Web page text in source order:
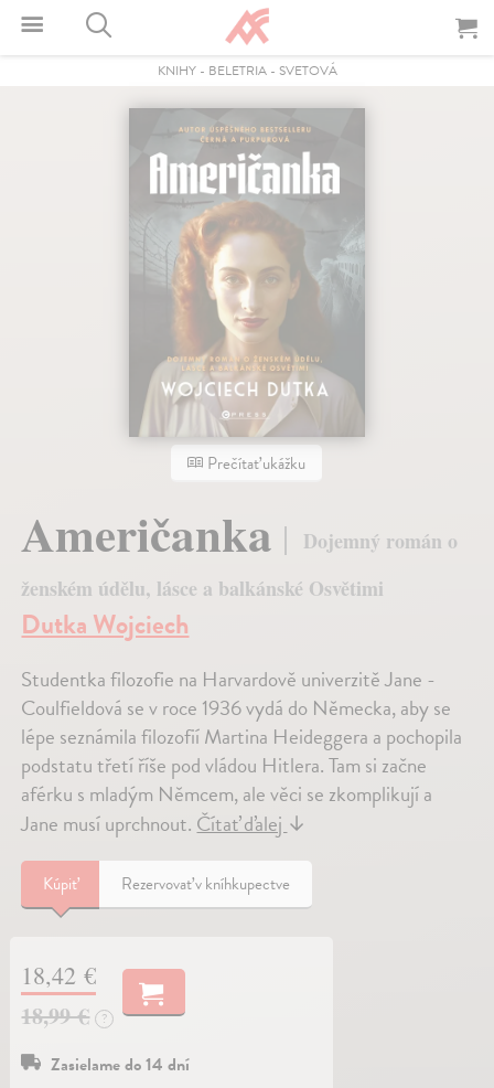
KNIHY- BELETRIA- SVETOVÁ
Prečítať ukážku
Američanka
Dojemný román o
ženském údělu, lásce a balkánské Osvětimi
Dutka Wojciech
Studentka filozofie na Harvardově univerzitě Jane ­
Coulfieldová se v roce 1936 vydá do Německa, aby se
lépe seznámila filozofií Martina Heideggera a pochopila
podstatu třetí říše pod vládou Hitlera. Tam si začne
aférku s mladým Němcem, ale věci se zkomplikují a
Jane musí uprchnout.Čítať ďalej↓
Kúpiť Rezervovať v kníhkupectve
18,42 €
18,99 €
?
Zasielame do 14 dní